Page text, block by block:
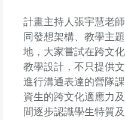
計畫主持人張宇慧老
同發想架構、教學主
地，大家嘗試在跨文
教學設計，不只提供
進行溝通表達的營隊
資生的跨文化適應力
間逐步認識學生特質